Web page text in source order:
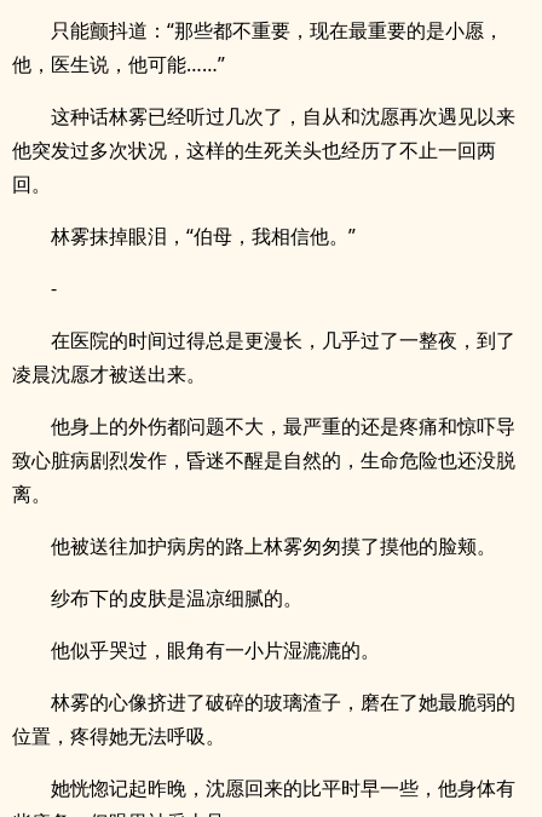
只能颤抖道：“那些都不重要，现在最重要的是小愿，
他，医生说，他可能……”
这种话林雾已经听过几次了，自从和沈愿再次遇见以来
他突发过多次状况，这样的生死关头也经历了不止一回两
回。
林雾抹掉眼泪，“伯母，我相信他。”
-
在医院的时间过得总是更漫长，几乎过了一整夜，到了
凌晨沈愿才被送出来。
他身上的外伤都问题不大，最严重的还是疼痛和惊吓导
致心脏病剧烈发作，昏迷不醒是自然的，生命危险也还没脱
离。
他被送往加护病房的路上林雾匆匆摸了摸他的脸颊。
纱布下的皮肤是温凉细腻的。
他似乎哭过，眼角有一小片湿漉漉的。
林雾的心像挤进了破碎的玻璃渣子，磨在了她最脆弱的
位置，疼得她无法呼吸。
她恍惚记起昨晚，沈愿回来的比平时早一些，他身体有